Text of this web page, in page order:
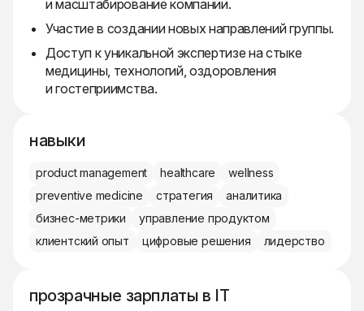
и масштабирование компании.
Участие в создании новых направлений группы.
Доступ к уникальной экспертизе на стыке
медицины, технологий, оздоровления
и гостеприимства.
навыки
product management healthcare
wellness
preventive medicine
стратегия
аналитика
бизнес-метрики
управление продуктом
клиентский опыт
цифровые решения лидерство
прозрачные зарплаты в IT